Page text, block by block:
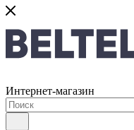
Интернет-магазин